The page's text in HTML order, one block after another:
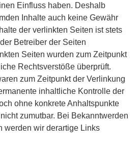
Einfluss haben. Deshalb
Inhalte auch keine Gewähr
der verlinkten Seiten ist stets
Betreiber der Seiten
Seiten wurden zum Zeitpunkt
Rechtsverstöße überprüft.
zum Zeitpunkt der Verlinkung
inhaltliche Kontrolle der
ohne konkrete Anhaltspunkte
zumutbar. Bei Bekanntwerden
werden wir derartige Links